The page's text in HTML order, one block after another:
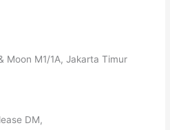
Moon M1/1A, Jakarta Timur
DM,